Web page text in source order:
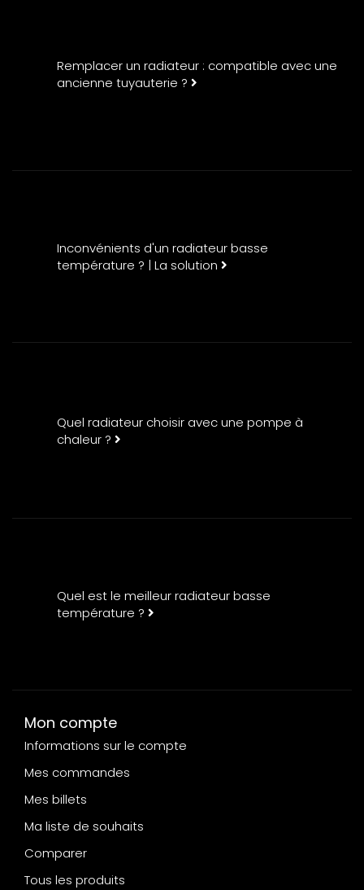
Remplacer un radiateur : compatible avec une
ancienne tuyauterie ?
Inconvénients d'un radiateur basse
température ? | La solution
Quel radiateur choisir avec une pompe à
chaleur ?
Quel est le meilleur radiateur basse
température ?
Mon compte
Informations sur le compte
Mes commandes
Mes billets
Ma liste de souhaits
Comparer
Tous les produits